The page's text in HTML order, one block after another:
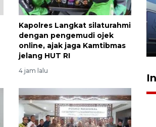
Kapolres Langkat silaturahmi
dengan pengemudi ojek
online, ajak jaga Kamtibmas
jelang HUT RI
4 jam lalu
perkuat kompetensi
tangani penyakit
anak
2026 20:04